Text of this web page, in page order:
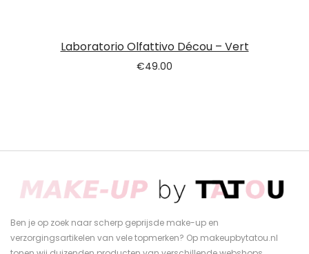
Laboratorio Olfattivo Décou – Vert
€49.00
Ben je op zoek naar scherp geprijsde make-up en
verzorgingsartikelen van vele topmerken? Op makeupbytatou.nl